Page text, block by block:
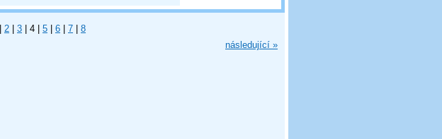
2 3 4 5 6 7
8
následující »